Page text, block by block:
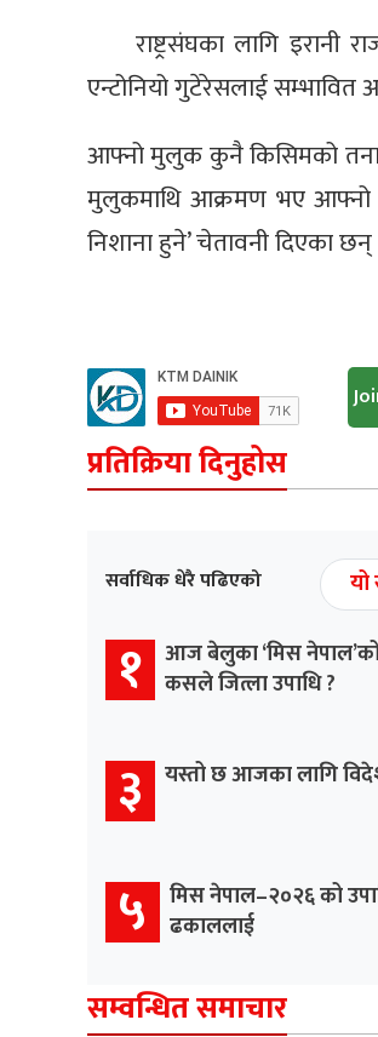
राष्ट्रसंघका लागि इरानी
एन्टोनियो गुटेरेसलाई
आफ्नो मुलुक कुनै किसिमको
मुलुकमाथि आक्रमण भए आफ्नो
निशाना हुने’ चेतावनी दिएका छन्
प्रतिक्रिया दिनुहोस
सर्वाधिक धेरै पढिएको यो
१
आज बेलुका ‘मिस नेपाल’को
कसले जित्ला उपाधि ?
३ यस्तो छ आजका लागि
५
मिस नेपाल–२०२६ को
ढकाललाई
सम्वन्धित समाचार